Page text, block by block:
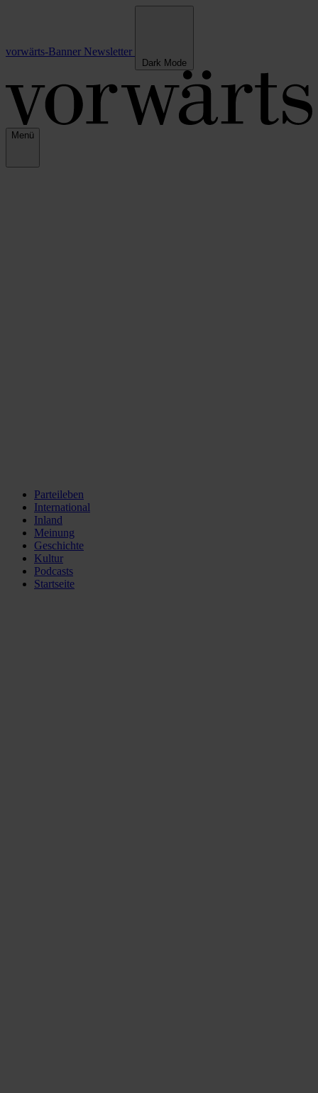
vorwärts-Banner Newsletter
Dark Mode
Menü
Parteileben
International
Inland
Meinung
Geschichte
Kultur
Podcasts
Startseite